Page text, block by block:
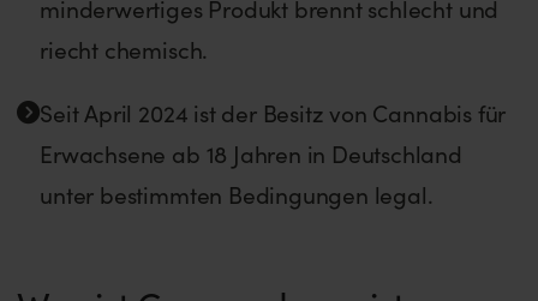
minderwertiges Produkt brennt schlecht und
riecht chemisch.
Seit April 2024 ist der Besitz von Cannabis für
Erwachsene ab 18 Jahren in Deutschland
unter bestimmten Bedingungen legal.